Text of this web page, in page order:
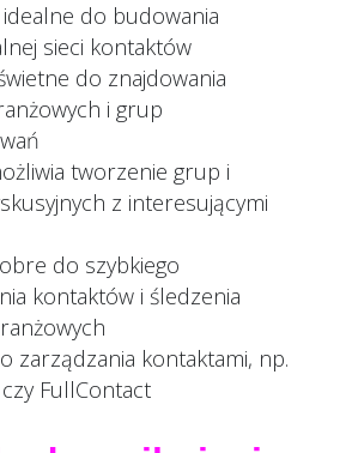
do budowania
sieci kontaktów
do znajdowania
i grup
tworzenie grup i
z interesującymi
do szybkiego
kontaktów i śledzenia
zarządzania kontaktami, np.
FullContact